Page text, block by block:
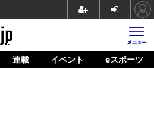
連載 イベント eスポーツ